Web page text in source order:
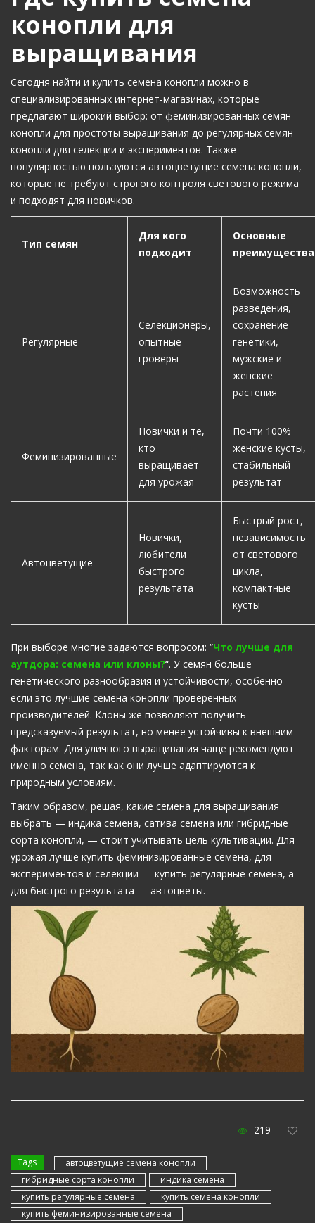
конопли для
выращивания
Сегодня найти и купить семена конопли можно в
специализированных интернет-магазинах, которые
предлагают широкий выбор: от феминизированных семян
конопли для простоты выращивания до регулярных семян
конопли для селекции и экспериментов. Также
популярностью пользуются автоцветущие семена конопли,
которые не требуют строгого контроля светового режима
и подходят для новичков.
Тип семян
Для кого
подходит
Основные
преимущества
Регулярные
Селекционеры,
опытные
гроверы
Возможность
разведения,
сохранение
генетики,
мужские и
женские
растения
Феминизированные
Новички и те,
кто
выращивает
для урожая
Почти 100%
женские кусты,
стабильный
результат
Автоцветущие
Новички,
любители
быстрого
результата
Быстрый рост,
независимость
от светового
цикла,
компактные
кусты
При выборе многие задаются вопросом: “Что лучше для
аутдора: семена или клоны?“. У семян больше
генетического разнообразия и устойчивости, особенно
если это лучшие семена конопли проверенных
производителей. Клоны же позволяют получить
предсказуемый результат, но менее устойчивы к внешним
факторам. Для уличного выращивания чаще рекомендуют
именно семена, так как они лучше адаптируются к
природным условиям.
Таким образом, решая, какие семена для выращивания
выбрать — индика семена, сатива семена или гибридные
сорта конопли, — стоит учитывать цель культивации. Для
урожая лучше купить феминизированные семена, для
экспериментов и селекции — купить регулярные семена, а
для быстрого результата — автоцветы.
219
Tags
автоцветущие семена конопли
гибридные сорта конопли
индика семена
купить регулярные семена
купить семена конопли
купить феминизированные семена